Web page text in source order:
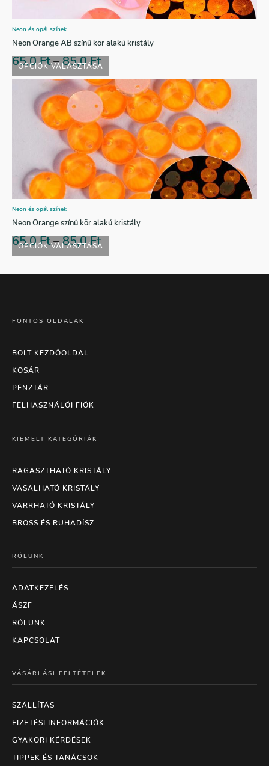
OPCIÓK VÁLASZTÁSA
Neon és opál színek
Neon Orange AB színű kör alakú kristály
65,0Ft–85,0Ft
OPCIÓK VÁLASZTÁSA
Neon és opál színek
Neon Orange színű kör alakú kristály
65,0Ft–85,0Ft
FONTOS OLDALAK
BOLT KEZDŐOLDAL
KOSÁR
PÉNZTÁR
FELHASZNÁLÓI FIÓK
KIEMELT KATEGÓRIÁK
RAGASZTHATÓ KRISTÁLY
VASALHATÓ KRISTÁLY
VARRHATÓ KRISTÁLY
BROSS ÉS RUHADÍSZ
RÓLUNK
ADATKEZELÉS
ÁSZF
RÓLUNK
KAPCSOLAT
VÁSÁRLÁSI FELTÉTELEK
SZÁLLÍTÁS
FIZETÉSI INFORMÁCIÓK
GYAKORI KÉRDÉSEK
TIPPEK ÉS TANÁCSOK